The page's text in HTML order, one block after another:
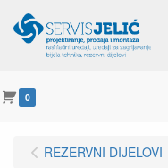
0
REZERVNI DIJELOVI